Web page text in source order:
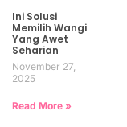
Ini Solusi
Memilih Wangi
Yang Awet
Seharian
November 27,
2025
Read More »